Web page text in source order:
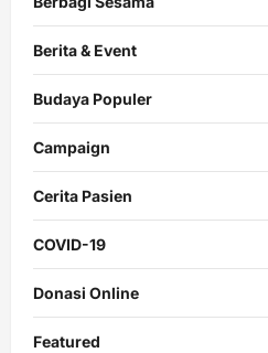
Berita & Event
Budaya Populer
Campaign
Cerita Pasien
COVID-19
Donasi Online
Featured